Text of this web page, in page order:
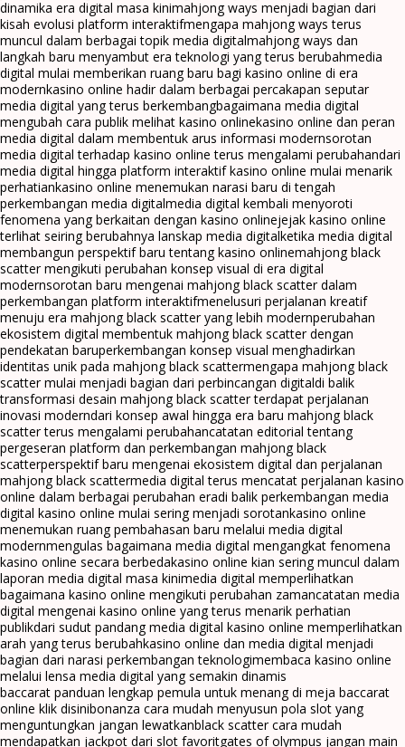
dinamika era digital masa kinimahjong ways menjadi bagian dari
kisah evolusi platform interaktifmengapa mahjong ways terus
muncul dalam berbagai topik media digitalmahjong ways dan
langkah baru menyambut era teknologi yang terus berubahmedia
digital mulai memberikan ruang baru bagi kasino online di era
modernkasino online hadir dalam berbagai percakapan seputar
media digital yang terus berkembangbagaimana media digital
mengubah cara publik melihat kasino onlinekasino online dan peran
media digital dalam membentuk arus informasi modernsorotan
media digital terhadap kasino online terus mengalami perubahandari
media digital hingga platform interaktif kasino online mulai menarik
perhatiankasino online menemukan narasi baru di tengah
perkembangan media digitalmedia digital kembali menyoroti
fenomena yang berkaitan dengan kasino onlinejejak kasino online
terlihat seiring berubahnya lanskap media digitalketika media digital
membangun perspektif baru tentang kasino onlinemahjong black
scatter mengikuti perubahan konsep visual di era digital
modernsorotan baru mengenai mahjong black scatter dalam
perkembangan platform interaktifmenelusuri perjalanan kreatif
menuju era mahjong black scatter yang lebih modernperubahan
ekosistem digital membentuk mahjong black scatter dengan
pendekatan baruperkembangan konsep visual menghadirkan
identitas unik pada mahjong black scattermengapa mahjong black
scatter mulai menjadi bagian dari perbincangan digitaldi balik
transformasi desain mahjong black scatter terdapat perjalanan
inovasi moderndari konsep awal hingga era baru mahjong black
scatter terus mengalami perubahancatatan editorial tentang
pergeseran platform dan perkembangan mahjong black
scatterperspektif baru mengenai ekosistem digital dan perjalanan
mahjong black scattermedia digital terus mencatat perjalanan kasino
online dalam berbagai perubahan eradi balik perkembangan media
digital kasino online mulai sering menjadi sorotankasino online
menemukan ruang pembahasan baru melalui media digital
modernmengulas bagaimana media digital mengangkat fenomena
kasino online secara berbedakasino online kian sering muncul dalam
laporan media digital masa kinimedia digital memperlihatkan
bagaimana kasino online mengikuti perubahan zamancatatan media
digital mengenai kasino online yang terus menarik perhatian
publikdari sudut pandang media digital kasino online memperlihatkan
arah yang terus berubahkasino online dan media digital menjadi
bagian dari narasi perkembangan teknologimembaca kasino online
melalui lensa media digital yang semakin dinamis
baccarat panduan lengkap pemula untuk menang di meja baccarat
online klik disinibonanza cara mudah menyusun pola slot yang
menguntungkan jangan lewatkanblack scatter cara mudah
mendapatkan jackpot dari slot favoritgates of olympus jangan main